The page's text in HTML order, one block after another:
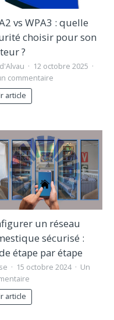
vs WPA3 : quelle
choisir pour son
?
12 octobre 2025
commentaire
article
un réseau
sécurisé :
étape par étape
15 octobre 2024
Un
article